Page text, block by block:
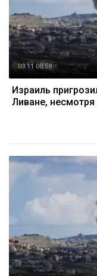
03.11 00:58
Израиль
Ливане,